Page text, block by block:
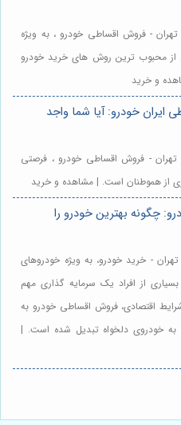
- فروش اقساطی خودرو ، به ویژه
از محبوب ترین روش های خرید خودرو
و خرید
ایران خودرو: آیا شما واجد
- فروش اقساطی خودرو ، فرصتی
از هموطنان است. | مشاهده و خرید
چگونه بهترین خودرو را
- خرید خودرو، به ویژه خودروهای
بسیاری از افراد یک سرمایه گذاری مهم
اقتصادی، فروش اقساطی خودرو به
به خودروی دلخواه تبدیل شده است. |